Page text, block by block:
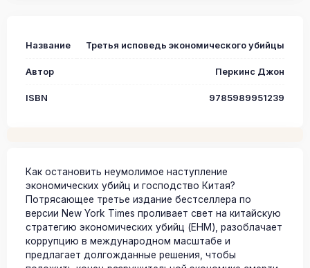
Название Третья исповедь экономического убийцы
Автор Перкинс Джон
ISBN 9785989951239
Как остановить неумолимое наступление
экономических убийц и господство Китая?
Потрясающее третье издание бестселлера по
версии New York Times проливает свет на китайскую
стратегию экономических убийц (ЕНМ), разоблачает
коррупцию в международном масштабе и
предлагает долгожданные решения, чтобы